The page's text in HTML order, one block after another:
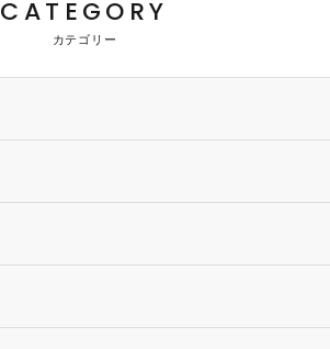
CATEGORY
カテゴリー